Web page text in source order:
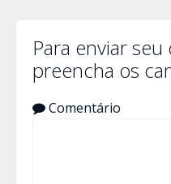
Para enviar
preencha os
Comentário